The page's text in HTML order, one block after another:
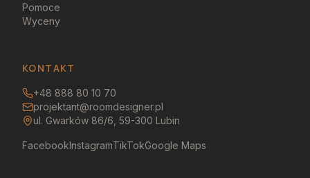
Pomoce
Wyceny
KONTAKT
+48 888 80 10 70
projektant@roomdesigner.pl
ul. Gwarków 86/6, 59-300 Lubin
FacebookInstagramTikTokGoogle Maps